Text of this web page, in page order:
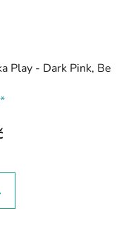
Play - Dark Pink, Be